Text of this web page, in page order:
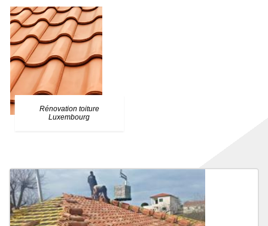
Rénovation toiture
Luxembourg